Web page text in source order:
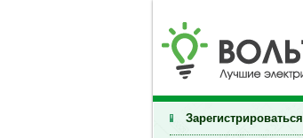
Зарегистрироваться